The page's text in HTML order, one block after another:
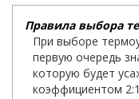
Правила выбора
При выборе
первую очередь
которую будет
коэффициентом